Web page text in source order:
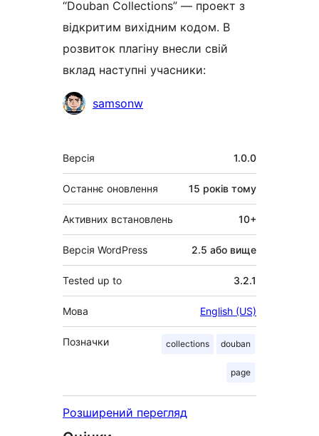
“Douban Collections” — проект з
відкритим вихідним кодом. В
розвиток плагіну внесли свій
вклад наступні учасники:
Учасникиsamsonw
Мета
Версія 1.0.0
Останнє оновлення 15 років тому
Активних встановлень 10+
Версія WordPress 2.5 або вище
Tested up to 3.2.1
Мова English (US)
Позначки collections douban
page
Розширений перегляд